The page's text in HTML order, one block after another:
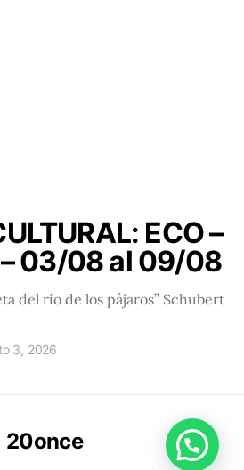
ECO –
03/08 al 09/08
del río de los pájaros” Schubert
3, 2026
20once